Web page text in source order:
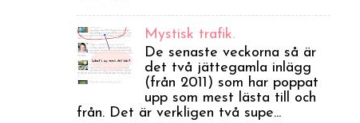
Mystisk trafik.
De senaste veckorna så är
det två jättegamla inlägg
(från 2011) som har poppat
upp som mest lästa till och
från. Det är verkligen två supe...